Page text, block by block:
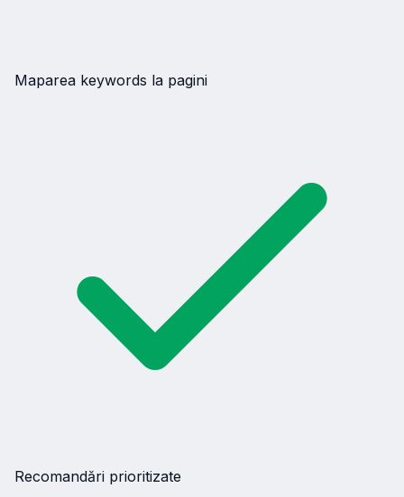
Maparea keywords la pagini
Recomandări prioritizate